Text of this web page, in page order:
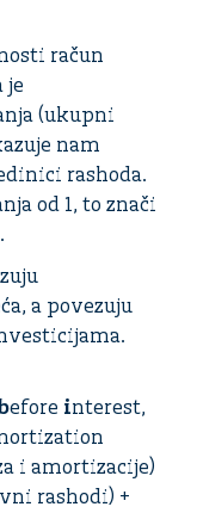
račun
je
(ukupni
nam
rashoda.
od 1, to znači
a povezuju
efore interest,
i amortizacije)
rashodi) +